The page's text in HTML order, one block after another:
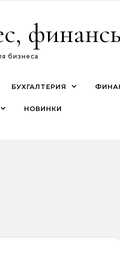
бизнеса
БУХГАЛТЕРИЯ
НОВИНКИ